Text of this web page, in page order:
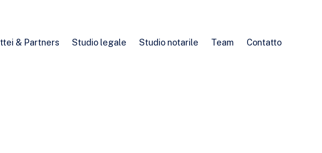
& Partners Studio legale Studio notarile Team Contatto